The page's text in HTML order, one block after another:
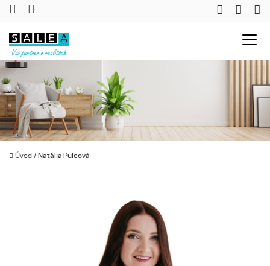
Úvod / Natália Pulcová